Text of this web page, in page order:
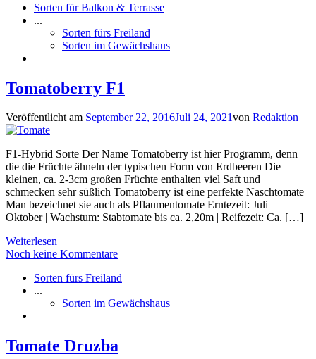
Sorten für Balkon & Terrasse
...
Sorten fürs Freiland
Sorten im Gewächshaus
Tomatoberry F1
Veröffentlicht am September 22, 2016Juli 24, 2021von Redaktion
F1-Hybrid Sorte Der Name Tomatoberry ist hier Programm, denn
die die Früchte ähneln der typischen Form von Erdbeeren Die
kleinen, ca. 2-3cm großen Früchte enthalten viel Saft und
schmecken sehr süßlich Tomatoberry ist eine perfekte Naschtomate
Man bezeichnet sie auch als Pflaumentomate Erntezeit: Juli –
Oktober | Wachstum: Stabtomate bis ca. 2,20m | Reifezeit: Ca. […]
Weiterlesen
Noch keine Kommentare
Sorten fürs Freiland
...
Sorten im Gewächshaus
Tomate Druzba